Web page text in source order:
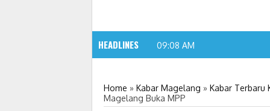
HEADLINES 09:08 AM
Home » Kabar Magelang » Kabar Terbaru
Magelang Buka MPP